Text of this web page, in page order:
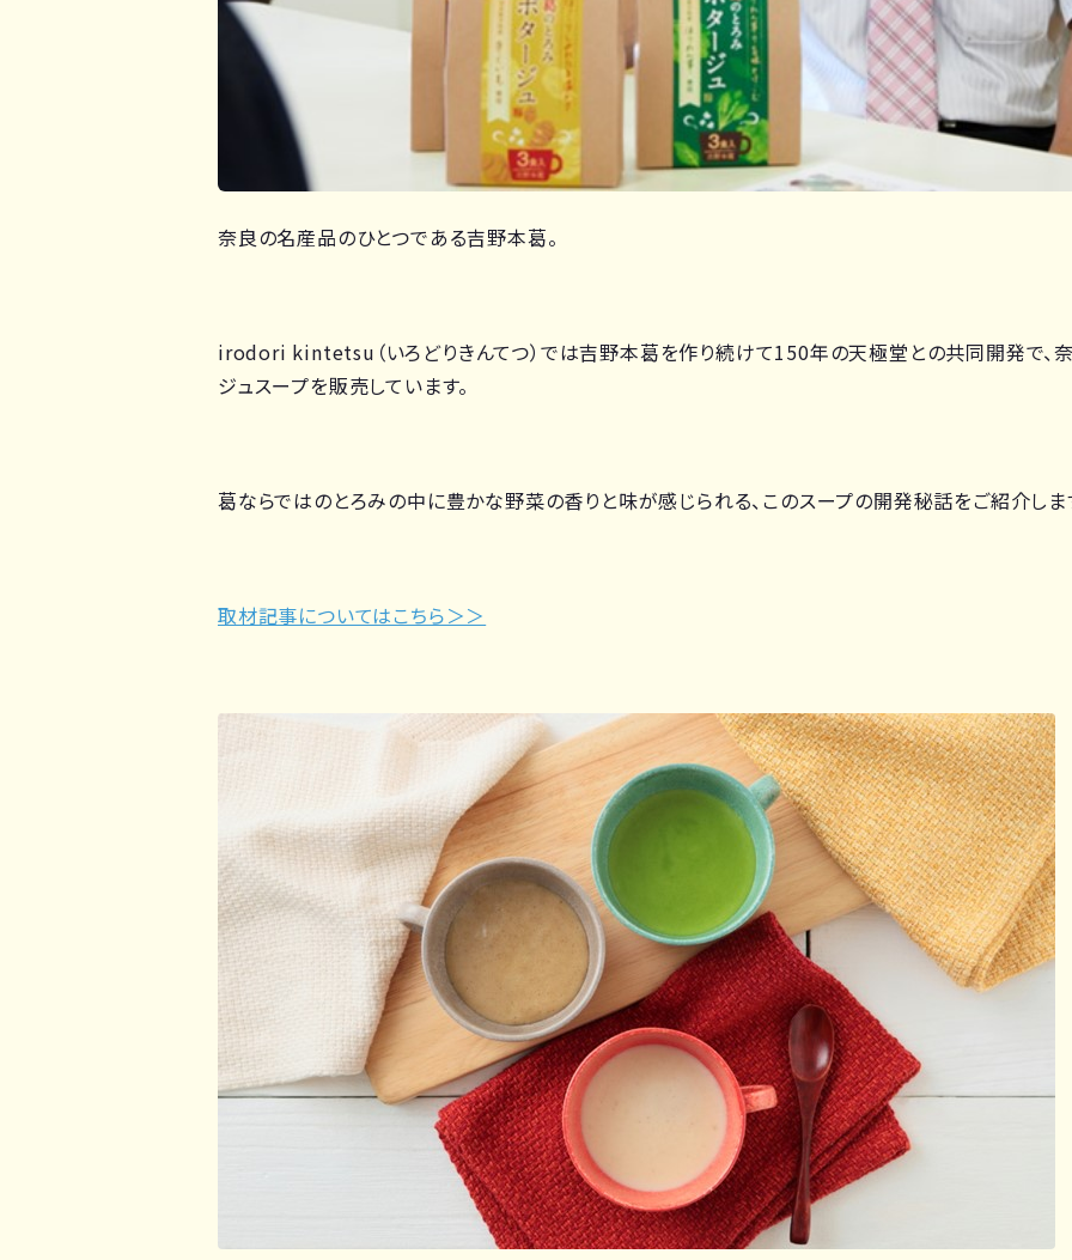
奈良の名産品のひとつである吉野本葛。
irodori kintetsu（いろどりきんてつ）では吉野本葛を作り続けて150年の天極堂との共同開発で、
ジュスープを販売しています。
葛ならではのとろみの中に豊かな野菜の香りと味が感じられる、このスープの開発秘話をご紹介しま
取材記事についてはこちら＞＞